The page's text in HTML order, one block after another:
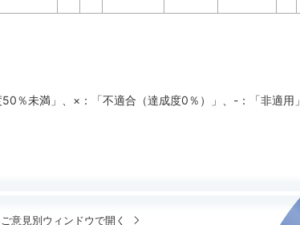
未満」、×：「不適合（達成度0％）」、-：「非適用」
意見 別ウィンドウで開く